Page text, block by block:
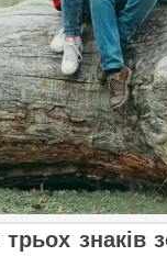
знаків